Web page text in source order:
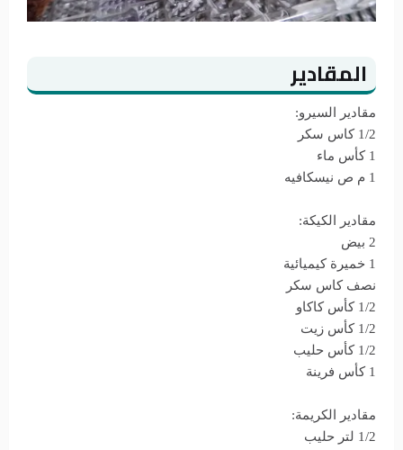
المقادير
مقادير السيرو:
1/2 كاس سكر
1 كأس ماء
1 م ص نيسكافيه
مقادير الكيكة:
2 بيض
1 خميرة كيميائية
نصف كاس سكر
1/2 كأس كاكاو
1/2 كأس زيت
1/2 كأس حليب
1 كأس فرينة
مقادير الكريمة:
1/2 لتر حليب